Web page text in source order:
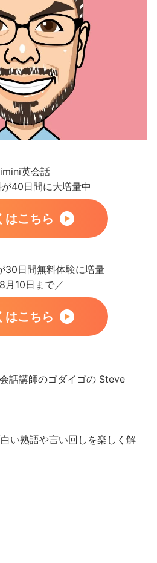
英会話
40日間に大増量中
はこちら
30日間無料体験に増量
月10日まで／
はこちら
話講師のゴダイゴの Steve
い熟語や言い回しを楽しく解